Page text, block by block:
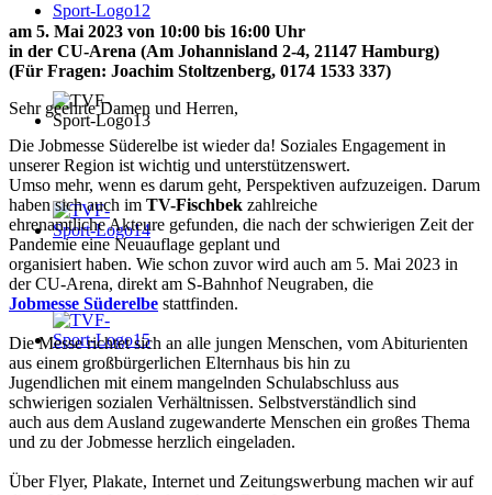
am 5. Mai 2023 von 10:00 bis 16:00 Uhr
in der CU-Arena (Am Johannisland 2-4, 21147 Hamburg)
(Für Fragen: Joachim Stoltzenberg, 0174 1533 337)
Sehr geehrte Damen und Herren,
Die Jobmesse Süderelbe ist wieder da! Soziales Engagement in
unserer Region ist wichtig und unterstützenswert.
Umso mehr, wenn es darum geht, Perspektiven aufzuzeigen. Darum
haben sich auch im TV-Fischbek zahlreiche
ehrenamtliche Akteure gefunden, die nach der schwierigen Zeit der
Pandemie eine Neuauflage geplant und
organisiert haben. Wie schon zuvor wird auch am 5. Mai 2023 in
der CU-Arena, direkt am S-Bahnhof Neugraben, die
Jobmesse Süderelbe stattfinden.
Die Messe richtet sich an alle jungen Menschen, vom Abiturienten
aus einem großbürgerlichen Elternhaus bis hin zu
Jugendlichen mit einem mangelnden Schulabschluss aus
schwierigen sozialen Verhältnissen. Selbstverständlich sind
auch aus dem Ausland zugewanderte Menschen ein großes Thema
und zu der Jobmesse herzlich eingeladen.
Über Flyer, Plakate, Internet und Zeitungswerbung machen wir auf